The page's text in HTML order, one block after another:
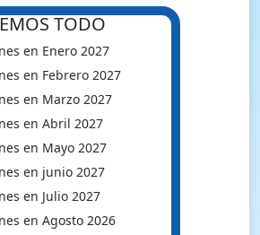
TODO
en Enero 2027
en Febrero 2027
en Marzo 2027
en Abril 2027
en Mayo 2027
en junio 2027
en Julio 2027
en Agosto 2026